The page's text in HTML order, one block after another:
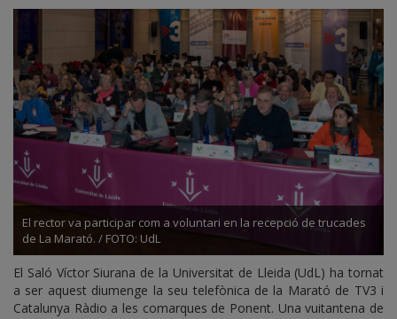
El rector va participar com a voluntari en la recepció de trucades
de La Marató. / FOTO: UdL
El Saló Víctor Siurana de la Universitat de Lleida (UdL) ha tornat
a ser aquest diumenge la seu telefònica de la Marató de TV3 i
Catalunya Ràdio a les comarques de Ponent. Una vuitantena de